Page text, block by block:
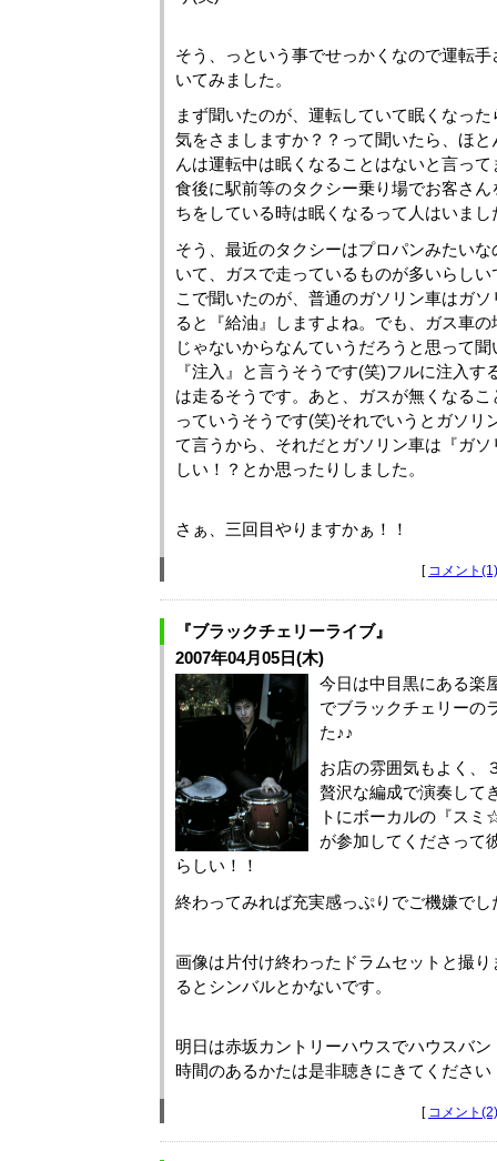
そう、っという事でせっかくなので運転
いてみました。
まず聞いたのが、運転していて眠くなっ
気をさましますか？？って聞いたら、ほ
んは運転中は眠くなることはないと言っ
食後に駅前等のタクシー乗り場でお客さ
ちをしている時は眠くなるって人はいまし
そう、最近のタクシーはプロパンみたい
いて、ガスで走っているものが多いらし
こで聞いたのが、普通のガソリン車はガ
ると『給油』しますよね。でも、ガス車
じゃないからなんていうだろうと思って
『注入』と言うそうです(笑)フルに注入す
は走るそうです。あと、ガスが無くなる
っていうそうです(笑)それでいうとガソリ
て言うから、それだとガソリン車は『ガ
しい！？とか思ったりしました。
さぁ、三回目やりますかぁ！！
[ コメント(1)
『ブラックチェリーライブ』
2007年04月05日(木)
今日は中目黒にある楽
でブラックチェリーの
た♪♪
お店の雰囲気もよく、
贅沢な編成で演奏して
トにボーカルの『ス
が参加してくださって
らしい！！
終わってみれば充実感っぷりでご機嫌でし
画像は片付け終わったドラムセットと撮
るとシンバルとかないです。
明日は赤坂カントリーハウスでハウスバ
時間のあるかたは是非聴きにきてください
[ コメント(2)